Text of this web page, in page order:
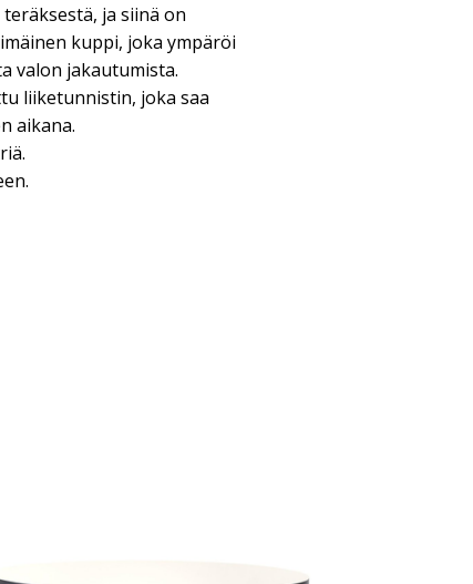
ja siinä on
kuppi, joka ympäröi
valon jakautumista.
liiketunnistin, joka saa
aikana.